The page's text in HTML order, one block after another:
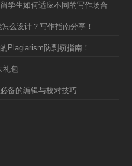
学生如何适应不同的写作场合
么设计？写作指南分享！
Plagiarism防剽窃指南！
礼包
备的编辑与校对技巧